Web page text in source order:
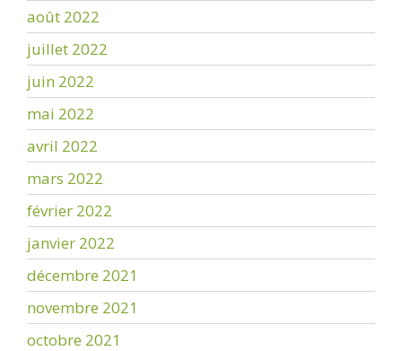
août 2022
juillet 2022
juin 2022
mai 2022
avril 2022
mars 2022
février 2022
janvier 2022
décembre 2021
novembre 2021
octobre 2021